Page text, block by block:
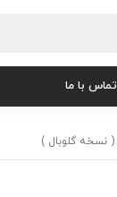
تماس با ما